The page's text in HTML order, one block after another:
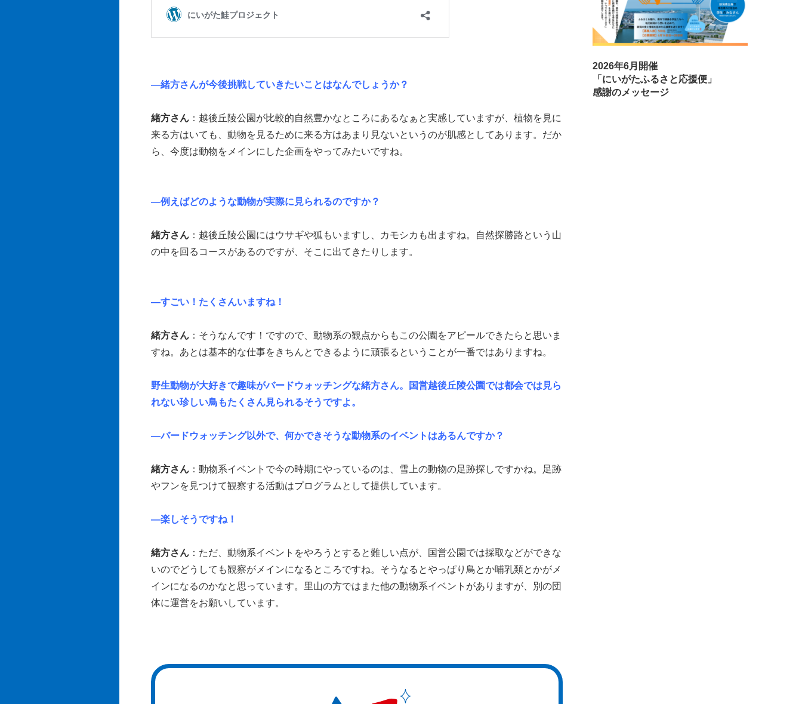
―緒方さんが今後挑戦していきたいことはなんでしょうか？
緒方さん：越後丘陵公園が比較的自然豊かなところにあるなぁと実感していますが、植物を見に
来る方はいても、動物を見るために来る方はあまり見ないというのが肌感としてあります。だか
ら、今度は動物をメインにした企画をやってみたいですね。
―例えばどのような動物が実際に見られるのですか？
緒方さん：越後丘陵公園にはウサギや狐もいますし、カモシカも出ますね。自然探勝路という山
の中を回るコースがあるのですが、そこに出てきたりします。
―すごい！たくさんいますね！
緒方さん：そうなんです！ですので、動物系の観点からもこの公園をアピールできたらと思いま
すね。あとは基本的な仕事をきちんとできるように頑張るということが一番ではありますね。
野生動物が大好きで趣味がバードウォッチングな緒方さん。国営越後丘陵公園では都会では見ら
れない珍しい鳥もたくさん見られるそうですよ。
―バードウォッチング以外で、何かできそうな動物系のイベントはあるんですか？
緒方さん：動物系イベントで今の時期にやっているのは、雪上の動物の足跡探しですかね。足跡
やフンを見つけて観察する活動はプログラムとして提供しています。
―楽しそうですね！
緒方さん：ただ、動物系イベントをやろうとすると難しい点が、国営公園では採取などができな
いのでどうしても観察がメインになるところですね。そうなるとやっぱり鳥とか哺乳類とかがメ
インになるのかなと思っています。里山の方ではまた他の動物系イベントがありますが、別の団
体に運営をお願いしています。
2026年6月開催
「にいがたふるさと応援便」
感謝のメッセージ